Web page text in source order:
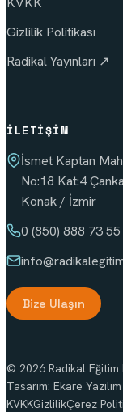
Gizlilik Politikası
Radikal Yayınları ↗
İLETIŞIM
İsmet Kaptan
No:18 Kat:4
Konak / İzmir
0 (850) 888 73 55
info
Bize Ulaşın
© 2026 Radikal Eğitim
Tasarım: Ekare Yazılım
KVKKGizlilikÇerez